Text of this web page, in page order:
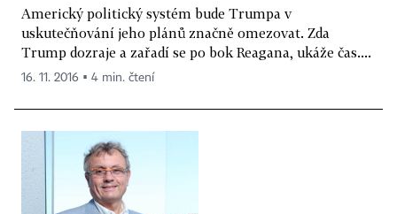
Americký politický systém bude Trumpa v
uskutečňování jeho plánů značně omezovat. Zda
Trump dozraje a zařadí se po bok Reagana, ukáže čas....
16. 11. 2016 ▪ 4 min. čtení